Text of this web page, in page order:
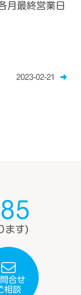
月最終営業日
2023-02-21
ます)
合せ
相談